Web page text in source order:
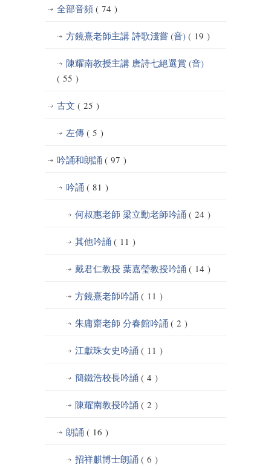
全部音頻 ( 74 )
方鏡熹老師主講 詩歌淺嘗 (音) ( 19 )
陳耀南教授主講 唐詩七絕選賞 (音)
( 55 )
古文 ( 25 )
左傳 ( 5 )
吟誦和朗誦 ( 97 )
吟誦 ( 81 )
何叔惠老師 梁立勳老師吟誦 ( 24 )
其他吟誦 ( 11 )
戴君仁教授 葉嘉瑩教授吟誦 ( 14 )
方鏡熹老師吟誦 ( 11 )
朱庸齋老師 分春館吟誦 ( 2 )
江獻珠女史吟誦 ( 11 )
簡鐵浩校長吟誦 ( 4 )
陳耀南教授吟誦 ( 2 )
朗誦 ( 16 )
招祥麒博士朗誦 ( 6 )